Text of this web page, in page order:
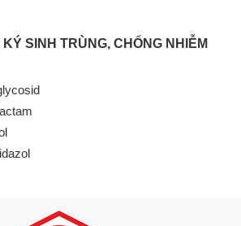
SINH TRÙNG, CHỐNG NHIỄM